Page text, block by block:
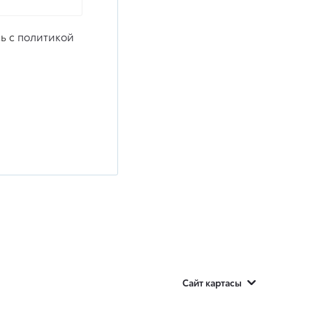
с политикой
Сайт картасы